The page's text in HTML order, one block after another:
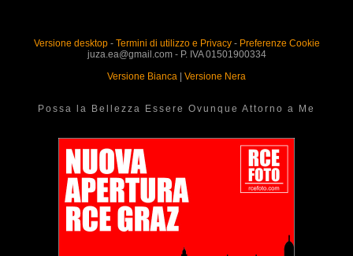
Versione desktop- Termini di utilizzo e Privacy- Preferenze Cookie
juza.ea@gmail.com - P. IVA 01501900334
Versione Bianca
Versione Nera
Possa la Bellezza Essere Ovunque Attorno a Me